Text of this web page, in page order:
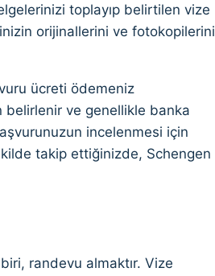
toplayıp belirtilen vize
orijinallerini ve fotokopilerini
ücreti ödemeniz
belirlenir ve genellikle banka
incelenmesi için
takip ettiğinizde, Schengen
randevu almaktır. Vize